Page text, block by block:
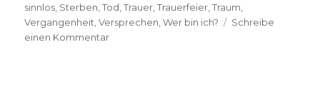
sinnlos Sterben ,Tod ,Trauer ,Trauerfeier ,Traum
Vergangenheit ,Versprechen ,Wer bin ich?
Schreibe
einen Kommentarzu